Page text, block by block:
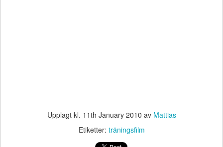
Upplagt kl. 11th January 2010 av Mattias
Etiketter: träningsfilm